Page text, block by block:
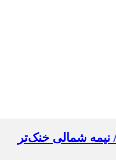
نیمه شمالی خنک‌تر